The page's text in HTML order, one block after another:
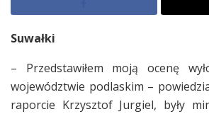
Suwałki
– Przedstawiłem moją ocenę
województwie podlaskim –
raporcie Krzysztof Jurgiel, były